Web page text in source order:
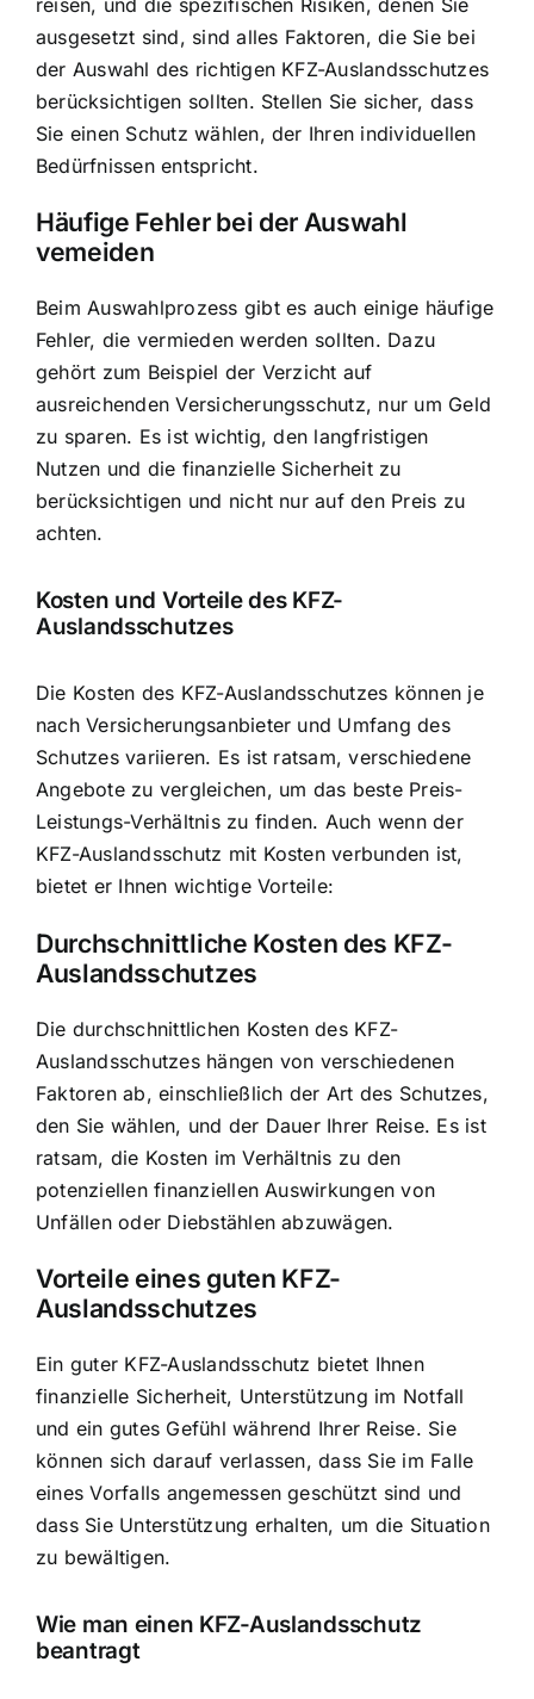
ausgesetzt sind, sind alles Faktoren, die Sie bei
der Auswahl des richtigen KFZ-Auslandsschutzes
berücksichtigen sollten. Stellen Sie sicher, dass
Sie einen Schutz wählen, der Ihren individuellen
Bedürfnissen entspricht.
Häufige Fehler bei der Auswahl
vemeiden
Beim Auswahlprozess gibt es auch einige häufige
Fehler, die vermieden werden sollten. Dazu
gehört zum Beispiel der Verzicht auf
ausreichenden Versicherungsschutz, nur um Geld
zu sparen. Es ist wichtig, den langfristigen
Nutzen und die finanzielle Sicherheit zu
berücksichtigen und nicht nur auf den Preis zu
achten.
Kosten und Vorteile des KFZ-
Auslandsschutzes
Die Kosten des KFZ-Auslandsschutzes können je
nach Versicherungsanbieter und Umfang des
Schutzes variieren. Es ist ratsam, verschiedene
Angebote zu vergleichen, um das beste Preis-
Leistungs-Verhältnis zu finden. Auch wenn der
KFZ-Auslandsschutz mit Kosten verbunden ist,
bietet er Ihnen wichtige Vorteile:
Durchschnittliche Kosten des KFZ-
Auslandsschutzes
Die durchschnittlichen Kosten des KFZ-
Auslandsschutzes hängen von verschiedenen
Faktoren ab, einschließlich der Art des Schutzes,
den Sie wählen, und der Dauer Ihrer Reise. Es ist
ratsam, die Kosten im Verhältnis zu den
potenziellen finanziellen Auswirkungen von
Unfällen oder Diebstählen abzuwägen.
Vorteile eines guten KFZ-
Auslandsschutzes
Ein guter KFZ-Auslandsschutz bietet Ihnen
finanzielle Sicherheit, Unterstützung im Notfall
und ein gutes Gefühl während Ihrer Reise. Sie
können sich darauf verlassen, dass Sie im Falle
eines Vorfalls angemessen geschützt sind und
dass Sie Unterstützung erhalten, um die Situation
zu bewältigen.
Wie man einen KFZ-Auslandsschutz
beantragt